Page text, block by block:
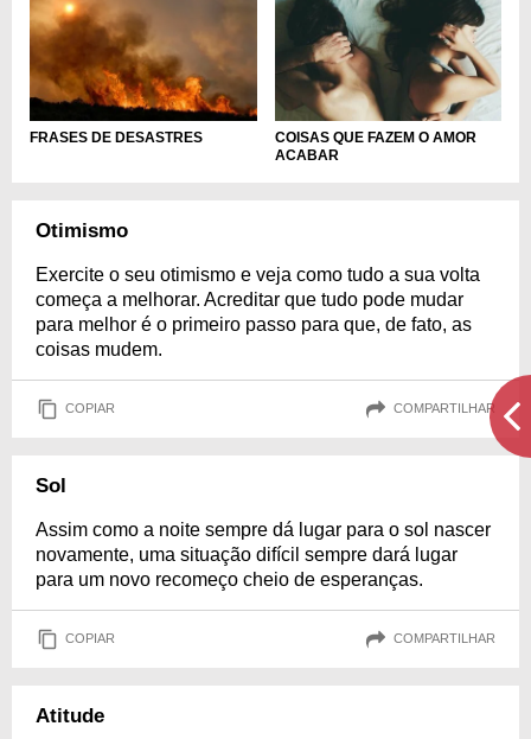
FRASES DE DESASTRES
COISAS QUE FAZEM O AMOR
ACABAR
Otimismo
Exercite o seu otimismo e veja como tudo a sua volta
começa a melhorar. Acreditar que tudo pode mudar
para melhor é o primeiro passo para que, de fato, as
coisas mudem.
COPIAR COMPARTILHAR
Sol
Assim como a noite sempre dá lugar para o sol nascer
novamente, uma situação difícil sempre dará lugar
para um novo recomeço cheio de esperanças.
COPIAR COMPARTILHAR
Atitude